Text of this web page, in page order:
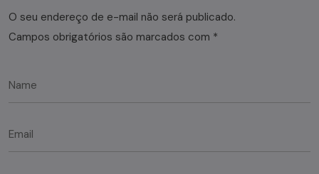
O seu endereço de e-mail não será publicado.
Campos obrigatórios são marcados com *